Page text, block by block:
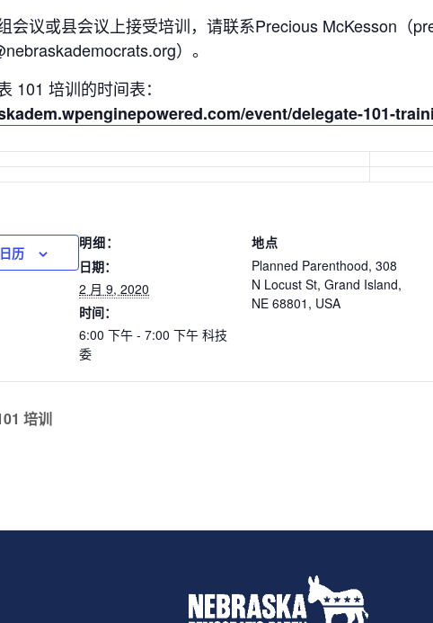
会议或县会议上接受培训，请联系Precious McKesson（
）。
101 培训的时间表：
event/delegate-101-
历
明细：
日期：
2 月 9, 2020
时间：
6:00 下午 - 7:00 下午 科技
委
地点
Planned Parenthood, 308
N Locust St, Grand Island,
NE 68801, USA
培训